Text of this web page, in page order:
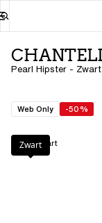
Pearl Hipster - Zwart
Web Only -50%
Kleur: Zwart
Zwart